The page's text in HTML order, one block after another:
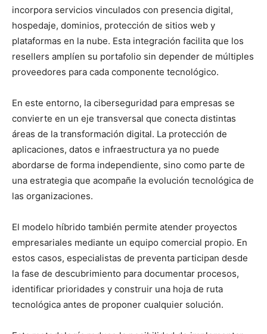
incorpora servicios vinculados con presencia digital,
hospedaje, dominios, protección de sitios web y
plataformas en la nube. Esta integración facilita que los
resellers amplíen su portafolio sin depender de múltiples
proveedores para cada componente tecnológico.
En este entorno, la ciberseguridad para empresas se
convierte en un eje transversal que conecta distintas
áreas de la transformación digital. La protección de
aplicaciones, datos e infraestructura ya no puede
abordarse de forma independiente, sino como parte de
una estrategia que acompañe la evolución tecnológica de
las organizaciones.
El modelo híbrido también permite atender proyectos
empresariales mediante un equipo comercial propio. En
estos casos, especialistas de preventa participan desde
la fase de descubrimiento para documentar procesos,
identificar prioridades y construir una hoja de ruta
tecnológica antes de proponer cualquier solución.